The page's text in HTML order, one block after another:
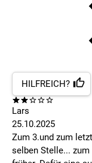
HILFREICH?
Lars
25.10.2025
Zum 3.und zum
selben Stelle...